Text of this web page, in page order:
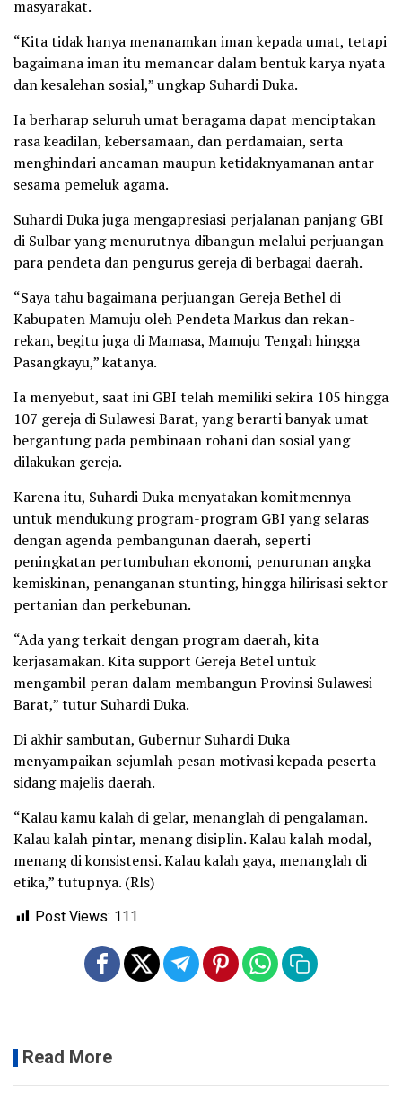
masyarakat.
“Kita tidak hanya menanamkan iman kepada umat, tetapi
bagaimana iman itu memancar dalam bentuk karya nyata
dan kesalehan sosial,” ungkap Suhardi Duka.
Ia berharap seluruh umat beragama dapat menciptakan
rasa keadilan, kebersamaan, dan perdamaian, serta
menghindari ancaman maupun ketidaknyamanan antar
sesama pemeluk agama.
Suhardi Duka juga mengapresiasi perjalanan panjang GBI
di Sulbar yang menurutnya dibangun melalui perjuangan
para pendeta dan pengurus gereja di berbagai daerah.
“Saya tahu bagaimana perjuangan Gereja Bethel di
Kabupaten Mamuju oleh Pendeta Markus dan rekan-
rekan, begitu juga di Mamasa, Mamuju Tengah hingga
Pasangkayu,” katanya.
Ia menyebut, saat ini GBI telah memiliki sekira 105 hingga
107 gereja di Sulawesi Barat, yang berarti banyak umat
bergantung pada pembinaan rohani dan sosial yang
dilakukan gereja.
Karena itu, Suhardi Duka menyatakan komitmennya
untuk mendukung program-program GBI yang selaras
dengan agenda pembangunan daerah, seperti
peningkatan pertumbuhan ekonomi, penurunan angka
kemiskinan, penanganan stunting, hingga hilirisasi sektor
pertanian dan perkebunan.
“Ada yang terkait dengan program daerah, kita
kerjasamakan. Kita support Gereja Betel untuk
mengambil peran dalam membangun Provinsi Sulawesi
Barat,” tutur Suhardi Duka.
Di akhir sambutan, Gubernur Suhardi Duka
menyampaikan sejumlah pesan motivasi kepada peserta
sidang majelis daerah.
“Kalau kamu kalah di gelar, menanglah di pengalaman.
Kalau kalah pintar, menang disiplin. Kalau kalah modal,
menang di konsistensi. Kalau kalah gaya, menanglah di
etika,” tutupnya. (Rls)
Post Views: 111
Read More